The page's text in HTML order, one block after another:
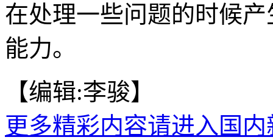
在处理一些问题的时候
能力。
【编辑:李骏】
更多精彩内容请进入国内